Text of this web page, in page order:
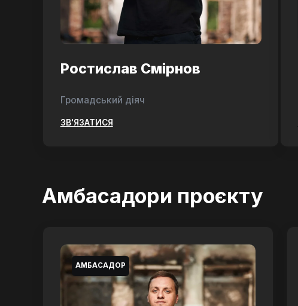
Ростислав Смірнов
Громадський діяч
ЗВ'ЯЗАТИСЯ
Амбасадори проєкту
АМБАСАДОР